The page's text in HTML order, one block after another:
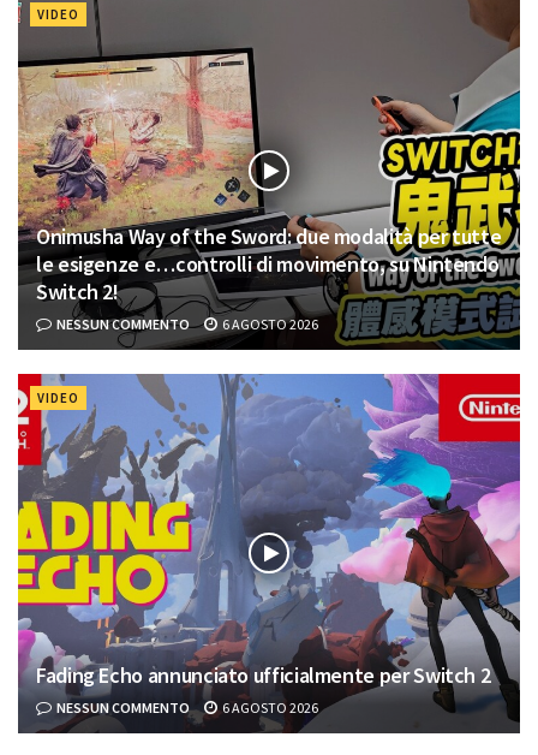
VIDEO
Onimusha Way of the Sword: due modalità per tutte
le esigenze e…controlli di movimento, su Nintendo
Switch 2!
NESSUN COMMENTO 6 AGOSTO 2026
VIDEO
Fading Echo annunciato ufficialmente per Switch 2
NESSUN COMMENTO 6 AGOSTO 2026